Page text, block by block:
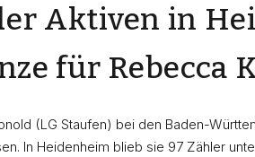
Aktiven in
für Rebecca
(LG Staufen) bei den Baden-
In Heidenheim blieb sie 97 Zähler